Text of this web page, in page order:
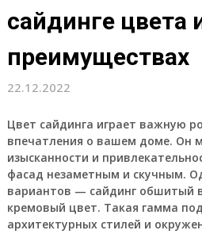
сайдинге цвета
преимуществах
22.12.2022
Цвет сайдинга играет важную
впечатления о вашем доме. Он
изысканности и
фасад незаметным и скучным.
вариантов — сайдинг обшитый
кремовый цвет. Такая гамма
архитектурных стилей и